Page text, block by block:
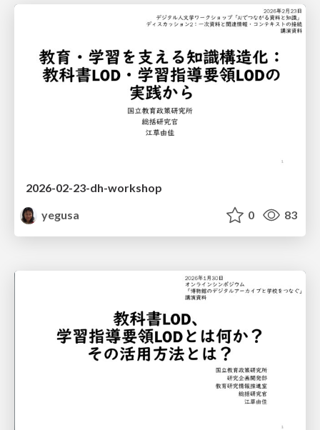
2026-02-23-dh-workshop
yegusa
0 83